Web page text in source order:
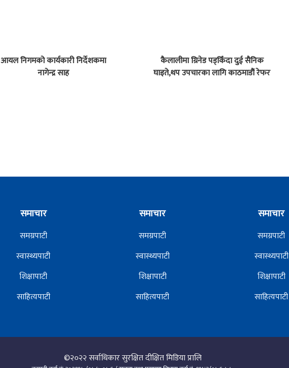
आयल निगमको कार्यकारी निर्देशकमा
नागेन्द्र साह
कैलालीमा ग्रिनेड पड्किँदा दुई सैनिक
घाइते,थप उपचारका लागि काठमाडौं रेफर
समाचार
समग्रपाटी
स्वास्थ्यपाटी
शिक्षापाटी
साहित्यपाटी
समाचार
समग्रपाटी
स्वास्थ्यपाटी
शिक्षापाटी
साहित्यपाटी
समाचार
समग्रपाटी
स्वास्थ्यपाटी
शिक्षापाटी
साहित्यपाटी
©२०२२सर्वाधिकार सुरक्षित दीक्षित मिडिया प्रालि